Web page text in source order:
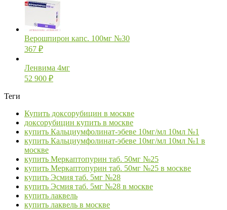
Верошпирон капс. 100мг №30
367 ₽
Ленвима 4мг
52 900 ₽
Теги
Купить доксорубицин в москве
доксорубицин купить в москве
купить Кальциумфолинат-эбеве 10мг/мл 10мл №1
купить Кальциумфолинат-эбеве 10мг/мл 10мл №1 в
москве
купить Меркаптопурин таб. 50мг №25
купить Меркаптопурин таб. 50мг №25 в москве
купить Эсмия таб. 5мг №28
купить Эсмия таб. 5мг №28 в москве
купить лаквель
купить лаквель в москве